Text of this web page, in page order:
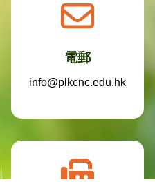
電郵
info@plkcnc.edu.hk